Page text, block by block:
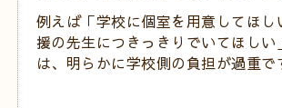
例えば「学校に個室を用意してほし
援の先生につきっきりでいてほしい
は、明らかに学校側の負担が過重で